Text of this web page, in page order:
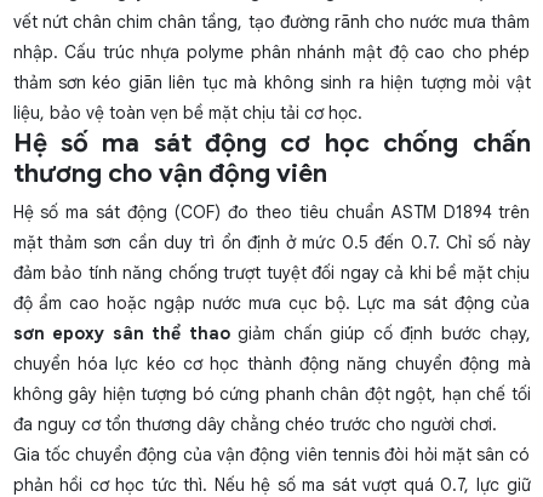
vết nứt chân chim chân tầng, tạo đường rãnh cho nước mưa thâm
nhập. Cấu trúc nhựa polyme phân nhánh mật độ cao cho phép
thảm sơn kéo giãn liên tục mà không sinh ra hiện tượng mỏi vật
liệu, bảo vệ toàn vẹn bề mặt chịu tải cơ học.
Hệ số ma sát động cơ học chống chấn
thương cho vận động viên
Hệ số ma sát động (COF) đo theo tiêu chuẩn ASTM D1894 trên
mặt thảm sơn cần duy trì ổn định ở mức 0.5 đến 0.7. Chỉ số này
đảm bảo tính năng chống trượt tuyệt đối ngay cả khi bề mặt chịu
độ ẩm cao hoặc ngập nước mưa cục bộ. Lực ma sát động của
sơn epoxy sân thể thaogiảm chấn giúp cố định bước chạy,
chuyển hóa lực kéo cơ học thành động năng chuyển động mà
không gây hiện tượng bó cứng phanh chân đột ngột, hạn chế tối
đa nguy cơ tổn thương dây chằng chéo trước cho người chơi.
Gia tốc chuyển động của vận động viên tennis đòi hỏi mặt sân có
phản hồi cơ học tức thì. Nếu hệ số ma sát vượt quá 0.7, lực giữ